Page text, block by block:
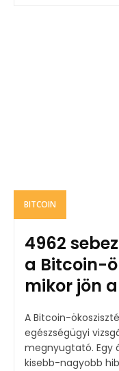
BITCOIN
4962
a Bitcoin-
mikor jön
A Bitcoin-
egészségügyi
megnyugtató. Egy